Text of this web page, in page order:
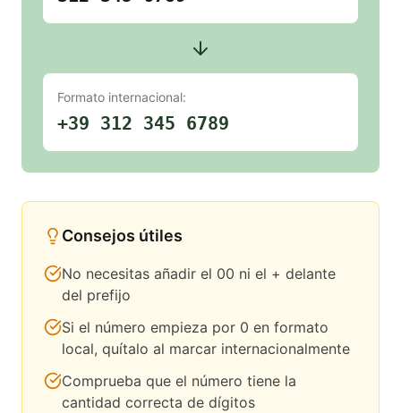
Formato internacional:
+39 312 345 6789
Consejos útiles
No necesitas añadir el 00 ni el + delante
del prefijo
Si el número empieza por 0 en formato
local, quítalo al marcar internacionalmente
Comprueba que el número tiene la
cantidad correcta de dígitos